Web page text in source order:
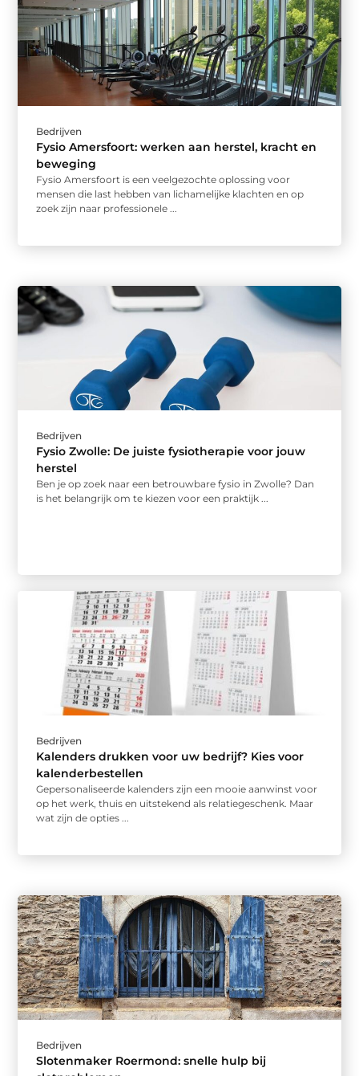
Bedrijven
Fysio Amersfoort: werken aan herstel, kracht en
beweging
Fysio Amersfoort is een veelgezochte oplossing voor
mensen die last hebben van lichamelijke klachten en op
zoek zijn naar professionele ...
Bedrijven
Fysio Zwolle: De juiste fysiotherapie voor jouw
herstel
Ben je op zoek naar een betrouwbare fysio in Zwolle? Dan
is het belangrijk om te kiezen voor een praktijk ...
Bedrijven
Kalenders drukken voor uw bedrijf? Kies voor
kalenderbestellen
Gepersonaliseerde kalenders zijn een mooie aanwinst voor
op het werk, thuis en uitstekend als relatiegeschenk. Maar
wat zijn de opties ...
Bedrijven
Slotenmaker Roermond: snelle hulp bij